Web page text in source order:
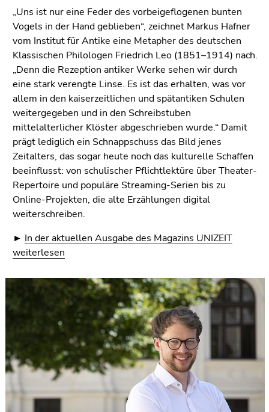
Suche
(Zugriffstaste
9)
„Uns ist nur eine Feder des vorbeigeflogenen bunten
Vogels in der Hand geblieben“, zeichnet Markus Hafner
vom Institut für Antike eine Metapher des deutschen
Klassischen Philologen Friedrich Leo (1851–1914) nach.
„Denn die Rezeption antiker Werke sehen wir durch
eine stark verengte Linse. Es ist das erhalten, was vor
allem in den kaiserzeitlichen und spätantiken Schulen
weitergegeben und in den Schreibstuben
mittelalterlicher Klöster abgeschrieben wurde.“ Damit
prägt lediglich ein Schnappschuss das Bild jenes
Zeitalters, das sogar heute noch das kulturelle Schaffen
beeinflusst: von schulischer Pflichtlektüre über Theater-
Repertoire und populäre Streaming-Serien bis zu
Online-Projekten, die alte Erzählungen digital
weiterschreiben.
► In der aktuellen Ausgabe des Magazins UNIZEIT
weiterlesen